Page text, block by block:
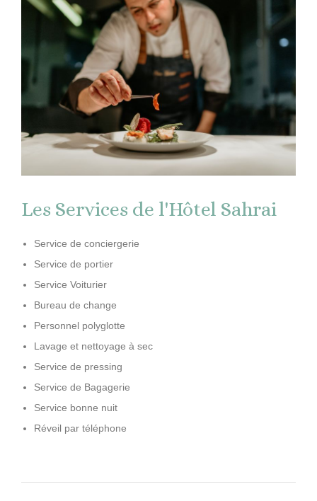
Les Services de l'Hôtel Sahrai
Service de conciergerie
Service de portier
Service Voiturier
Bureau de change
Personnel polyglotte
Lavage et nettoyage à sec
Service de pressing
Service de Bagagerie
Service bonne nuit
Réveil par téléphone